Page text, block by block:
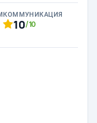
КОММУНИКАЦИЯ
10/10